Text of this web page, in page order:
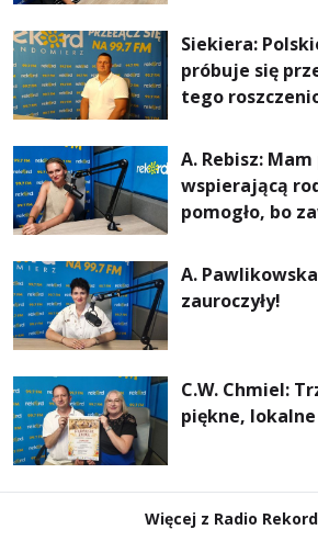
rachunki za
komfort życia
powietrze
Siekiera:
próbuje się
tego
A. Rebisz:
wspierającą
pomogło, bo
najważniejsza
A.
zauroczyły!
C.W. Chmiel:
piękne,
Więcej z Radio Rekord